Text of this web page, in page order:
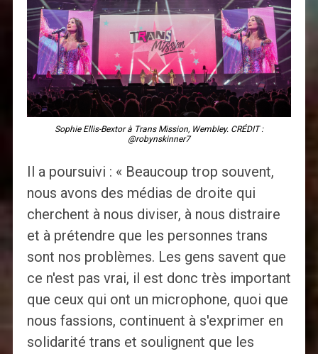
Sophie Ellis-Bextor à Trans Mission, Wembley. CRÉDIT :
@robynskinner7
Il a poursuivi : « Beaucoup trop souvent,
nous avons des médias de droite qui
cherchent à nous diviser, à nous distraire
et à prétendre que les personnes trans
sont nos problèmes. Les gens savent que
ce n'est pas vrai, il est donc très important
que ceux qui ont un microphone, quoi que
nous fassions, continuent à s'exprimer en
solidarité trans et soulignent que les